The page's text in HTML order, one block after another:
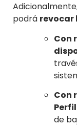
podrá revocar
Con
Con
de